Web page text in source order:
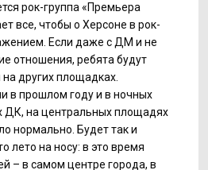
рок-группа «Премьера
все, чтобы о Херсоне в рок-
Если даже с ДМ и не
отношения, ребята будут
других площадках.
в прошлом году и в ночных
ДК, на центральных площадях
нормально. Будет так и
лето на носу: в это время
– в самом центре города, в